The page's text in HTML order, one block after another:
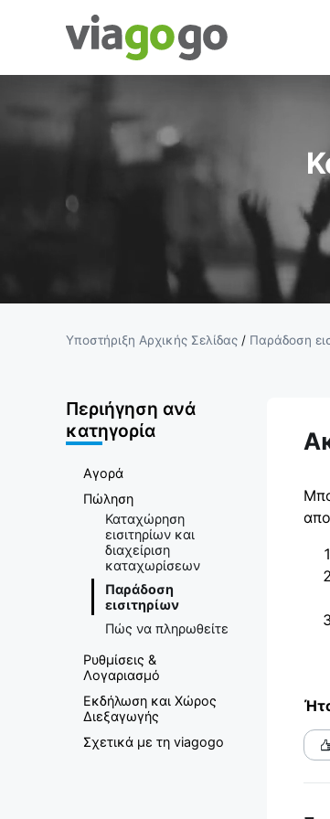
Εισιτήρια -
Συναυλία,
Αθλητισμός
&amp;
Εισιτήρια
Θεάτρου |
Αγορά
Εισιτηρίων
Υποστήριξη Αρχικής Σελίδας / Παράδοση
Περιήγηση ανά
κατηγορία
Αγορά
Πώληση
Καταχώρηση
εισιτηρίων και
διαχείριση
καταχωρίσεων
Παράδοση
εισιτηρίων
Πώς να πληρωθείτε
Ρυθμίσεις &
Λογαριασμό
Εκδήλωση και Χώρος
Διεξαγωγής
Σχετικά με τη viagogo